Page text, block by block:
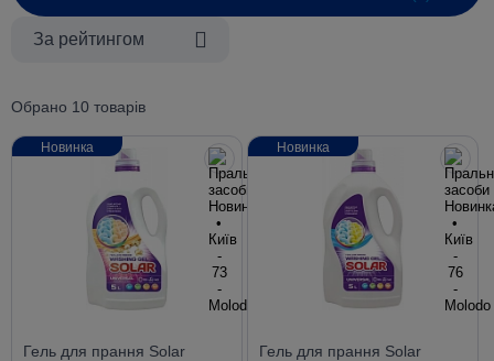
За рейтингом
Обрано 10 товарів
Гель для прання Solar
Новинка
Гель для прання Solar
Новинка